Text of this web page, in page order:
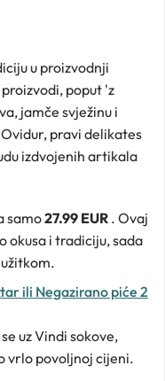
u proizvodnji
poput 'z
jamče svježinu i
pravi delikates
izdvojenih artikala
samo27.99 EUR . Ovaj
okusa i tradiciju, sada
ili Negazirano piće 2
uz Vindi sokove,
vrlo povoljnoj cijeni.